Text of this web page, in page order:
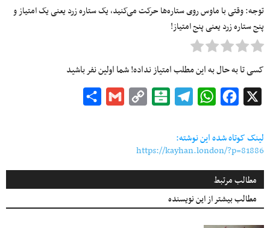
توجه: وقتی با ماوس روی ستاره‌ها حرکت می‌کنید، یک ستاره زرد یعنی یک امتیاز و
پنج ستاره زرد یعنی پنج امتیاز!
کسی تا به حال به این مطلب امتیاز نداده! شما اولین نفر باشید
Facebook
WhatsApp
Telegram
Balatarin
Copy
Gmail
لینک کوتاه شده این نوشته:
https://kayhan.london/?p=81886
مطالب مرتبط
مطالب بیشتر از این نویسنده